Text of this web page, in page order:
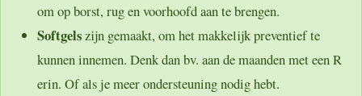
om op borst, rug en voorhoofd aan te brengen.
Softgels zijn gemaakt, om het makkelijk preventief te
kunnen innemen. Denk dan bv. aan de maanden met een R
erin. Of als je meer ondersteuning nodig hebt.